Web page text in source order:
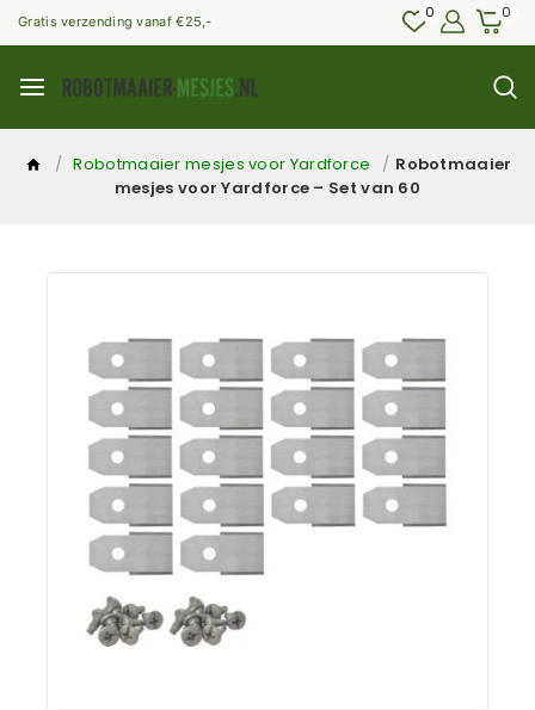
Gratis verzending vanaf €25,- 0 0
/ Robotmaaier mesjes voor Yardforce / Robotmaaier
mesjes voor Yardforce – Set van 60